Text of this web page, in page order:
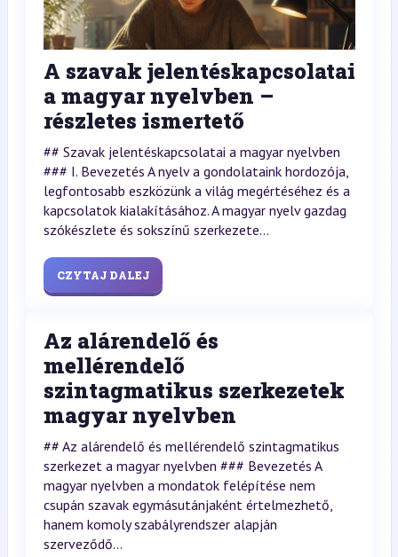
A szavak jelentéskapcsolatai
a magyar nyelvben –
részletes ismertető
## Szavak jelentéskapcsolatai a magyar nyelvben
### I. Bevezetés A nyelv a gondolataink hordozója,
legfontosabb eszközünk a világ megértéséhez és a
kapcsolatok kialakításához. A magyar nyelv gazdag
szókészlete és sokszínű szerkezete...
CZYTAJ DALEJ
Az alárendelő és
mellérendelő
szintagmatikus szerkezetek
magyar nyelvben
## Az alárendelő és mellérendelő szintagmatikus
szerkezet a magyar nyelvben ### Bevezetés A
magyar nyelvben a mondatok felépítése nem
csupán szavak egymásutánjaként értelmezhető,
hanem komoly szabályrendszer alapján
szerveződő...